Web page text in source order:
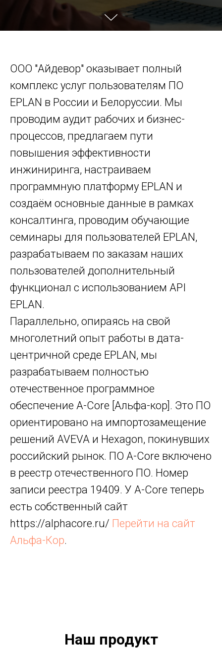
ООО "Айдевор" оказывает полный
комплекс услуг пользователям ПО
EPLAN в России и Белоруссии. Мы
проводим аудит рабочих и бизнес-
процессов, предлагаем пути
повышения эффективности
инжиниринга, настраиваем
программную платформу EPLAN и
создаём основные данные в рамках
консалтинга, проводим обучающие
семинары для пользователей EPLAN,
разрабатываем по заказам наших
пользователей дополнительный
функционал с использованием API
EPLAN.
Параллельно, опираясь на свой
многолетний опыт работы в дата-
центричной среде EPLAN, мы
разрабатываем полностью
отечественное программное
обеспечение A-Core [Альфа-кор]. Это ПО
ориентировано на импортозамещение
решений AVEVA и Hexagon, покинувших
российский рынок. ПО A-Core включено
в реестр отечественного ПО. Номер
записи реестра 19409. У A-Core теперь
есть собственный сайт
https://alphacore.ru/ Перейти на сайт
Альфа-Кор.
Наш продукт